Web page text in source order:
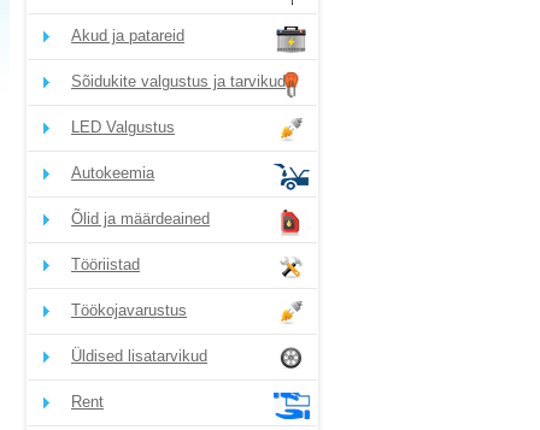
Akud ja patareid
Sõidukite valgustus ja tarvikud
LED Valgustus
Autokeemia
Õlid ja määrdeained
Tööriistad
Töökojavarustus
Üldised lisatarvikud
Rent